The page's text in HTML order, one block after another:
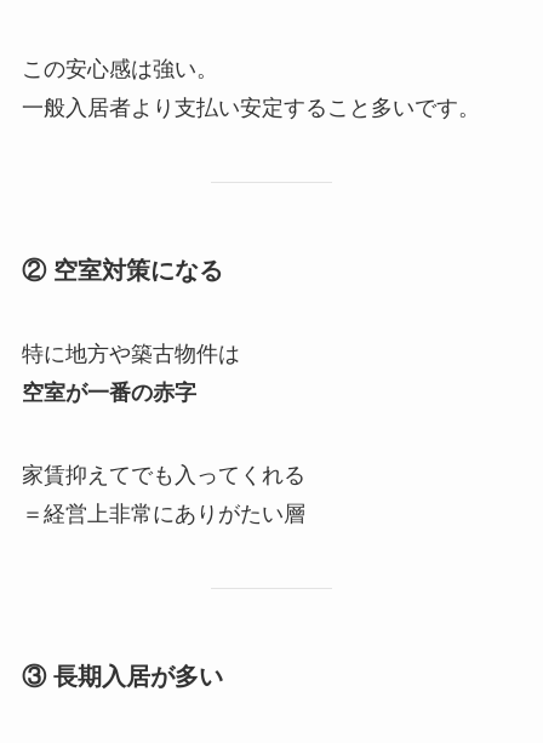
この安心感は強い。
一般入居者より支払い安定すること多いです。
② 空室対策になる
特に地方や築古物件は
空室が一番の赤字
家賃抑えてでも入ってくれる
＝経営上非常にありがたい層
③ 長期入居が多い